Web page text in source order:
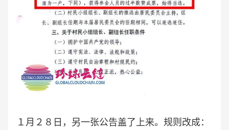
１月２８日，另一张公告盖了上来。规则改成：